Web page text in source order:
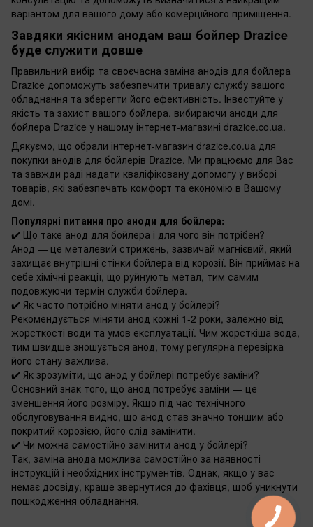
варіантом для вашого дому або комерційного приміщення.
Завдяки якісним анодам ваш бойлер Drazice
буде служити довше
Правильний вибір та своєчасна заміна анодів для бойлера
Drazice допоможуть забезпечити тривалу службу вашого
обладнання та зберегти його ефективність. Інвестуйте у
якість та захист вашого бойлера, вибираючи аноди для
бойлера Drazice у нашому інтернет-магазині drazice.co.ua.
Дякуємо, що обрали інтернет-магазин drazice.co.ua для
покупки анодів для бойлерів Drazice. Ми працюємо для Вас
та завжди раді надати кваліфіковану допомогу у виборі
товарів, які забезпечать комфорт та економію в Вашому
домі.
Популярні питання про аноди для бойлера:
✔️ Що таке анод для бойлера і для чого він потрібен?
Анод — це металевий стрижень, зазвичай магнієвий, який
захищає внутрішні стінки бойлера від корозії. Він приймає на
себе хімічні реакції, що руйнують метал, тим самим
подовжуючи термін служби бойлера.
✔️ Як часто потрібно міняти анод у бойлері?
Рекомендується міняти анод кожні 1-2 роки, залежно від
жорсткості води та умов експлуатації. Чим жорсткіша вода,
тим швидше зношується анод, тому регулярна перевірка
його стану важлива.
✔️ Як зрозуміти, що анод у бойлері потребує заміни?
Основний знак того, що анод потребує заміни — це
зменшення його розміру. Якщо під час технічного
обслуговування видно, що анод став значно тоншим або
покритий корозією, його слід замінити.
✔️ Чи можна самостійно замінити анод у бойлері?
Так, заміна анода можлива самостійно за наявності
інструкцій і необхідних інструментів. Однак, якщо у вас
немає досвіду, краще звернутися до фахівця, щоб уникнути
пошкодження обладнання.